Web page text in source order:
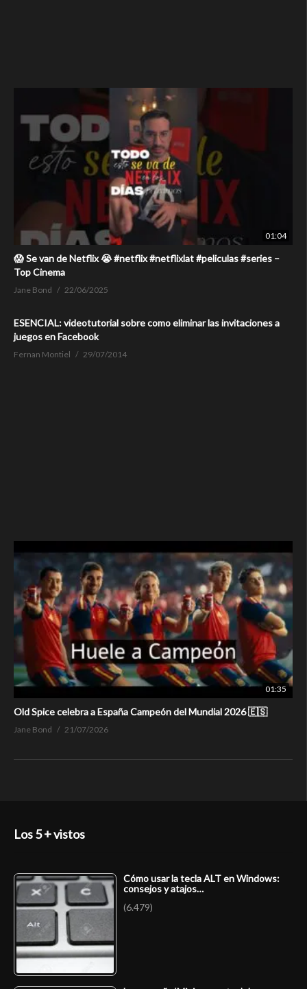
01:04
😱 Se van de Netflix 😭 #netflix #netflixlat #peliculas #series –
Top Cinema
Jane Bond 22/06/2025
ESENCIAL: videotutorial sobre como eliminar las invitaciones a
juegos en Facebook
Fernan Montiel 29/07/2014
01:35
Old Spice celebra a España Campeón del Mundial 2026 🇪🇸
Jane Bond 21/07/2026
Los 5 + vistos
Cómo usar la tecla ALT en Windows:
consejos y atajos…
(6.479)